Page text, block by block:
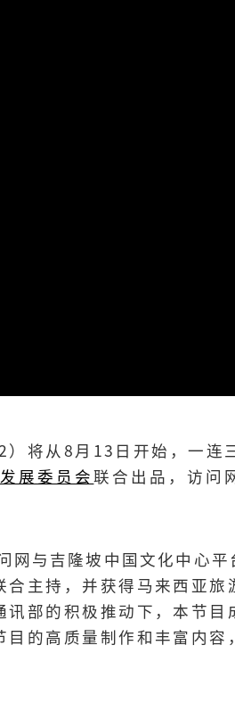
将从8月13日开始，一连
展委员会联合出品，访问
与吉隆坡中国文化中心平
合主持，并获得马来西亚旅
部的积极推动下，本节目
的高质量制作和丰富内容